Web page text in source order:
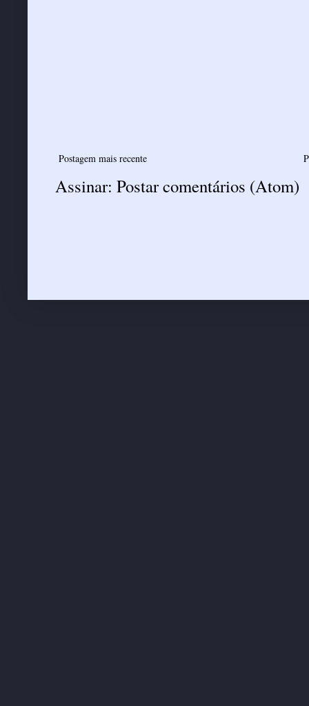
Postagem mais recente
Assinar: Postar comentários (Atom)